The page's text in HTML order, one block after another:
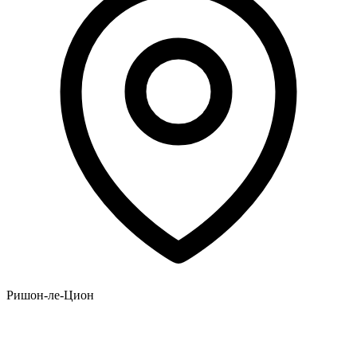
Ришон-ле-Цион